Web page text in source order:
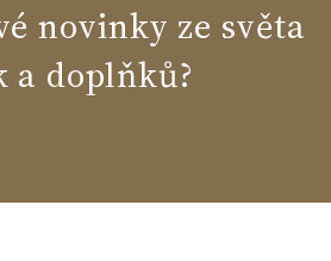
novinky ze světa
doplňků?